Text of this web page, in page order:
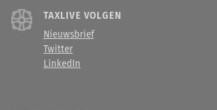
TAXLIVE VOLGEN
Nieuwsbrief
Twitter
LinkedIn